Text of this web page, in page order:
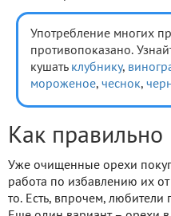
Употребление многих
противопоказано.
кушать клубнику,
мороженое, чеснок,
Как правильно
Уже очищенные орехи
работа по избавлению их
то. Есть, впрочем, любители